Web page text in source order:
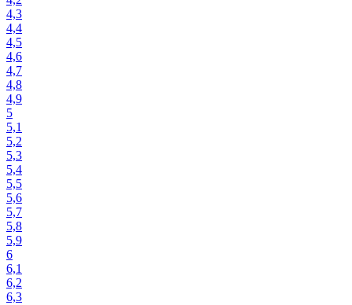
4,3
4,4
4,5
4,6
4,7
4,8
4,9
5
5,1
5,2
5,3
5,4
5,5
5,6
5,7
5,8
5,9
6
6,1
6,2
6,3